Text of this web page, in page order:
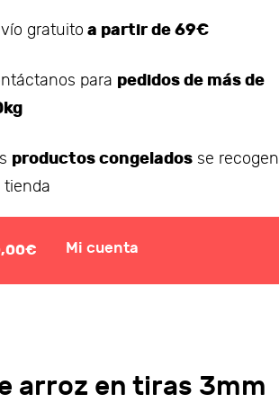
gratuito a partir de 69€
para pedidos de más de
productos congeladosse recogen
tienda
Mi cuenta
arroz en tiras 3mm